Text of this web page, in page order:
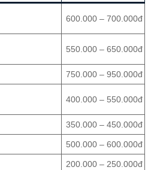
600.000 – 700.000đ
550.000 – 650.000đ
750.000 – 950.000đ
400.000 – 550.000đ
350.000 – 450.000đ
500.000 – 600.000đ
200.000 – 250.000đ